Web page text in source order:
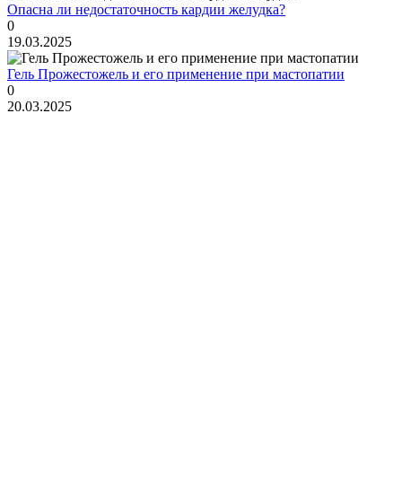
Опасна ли недостаточность кардии желудка?
0
19.03.2025
Гель Прожестожель и его применение при мастопатии
0
20.03.2025